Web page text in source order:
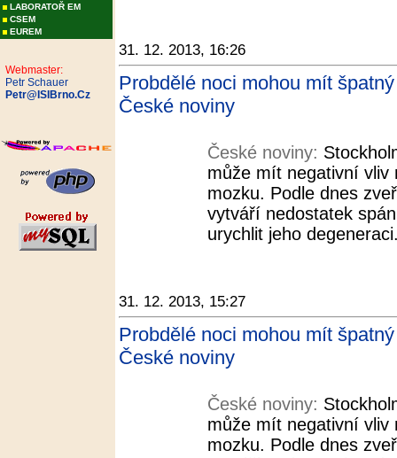
LABORATOŘ EM
CSEM
EUREM
Webmaster:
Petr Schauer
Petr@ISIBrno.Cz
31. 12. 2013, 16:26
Probdělé noci mohou mít
České noviny
České noviny:
může mít negativní vliv
mozku. Podle dnes
vytváří nedostatek
urychlit jeho
31. 12. 2013, 15:27
Probdělé noci mohou mít
České noviny
České noviny:
může mít negativní vliv
mozku. Podle dnes